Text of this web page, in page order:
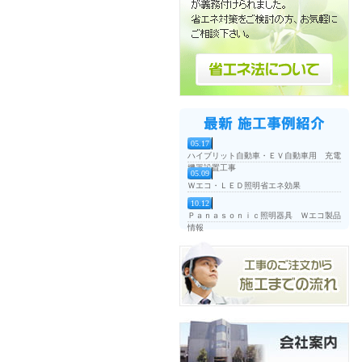
05.17
ハイブリット自動車・ＥＶ自動車用 充電
機器設置工事
05.09
Ｗエコ・ＬＥＤ照明省エネ効果
10.12
Ｐａｎａｓｏｎｉｃ照明器具 Ｗエコ製品
情報